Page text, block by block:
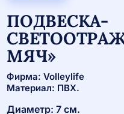
ПОДВЕСКА-
МЯЧ»
Фирма: Volleylife
Материал: ПВХ.
Диаметр: 7 см.